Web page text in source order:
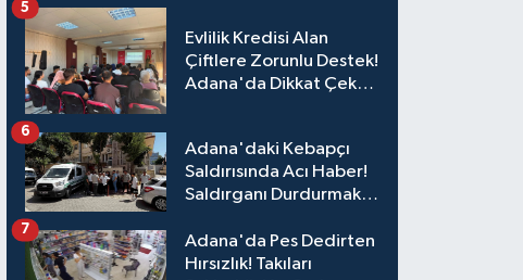
Evlilik Kredisi Alan
Çiftlere Zorunlu Destek!
Adana'da Dikkat Çeken
5
Adana'daki Kebapçı
Saldırısında Acı Haber!
Saldırganı Durdurmak
Kaybetti
6
Adana'da Pes Dedirten
Hırsızlık! Takıları
7